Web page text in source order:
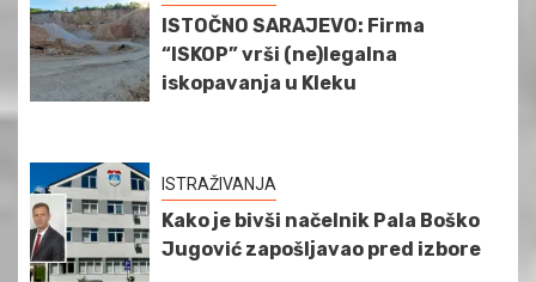
ISTOČNO SARAJEVO: Firma
“ISKOP” vrši (ne)legalna
iskopavanja u Kleku
ISTRAŽIVANJA
Kako je bivši načelnik Pala Boško
Jugović zapošljavao pred izbore